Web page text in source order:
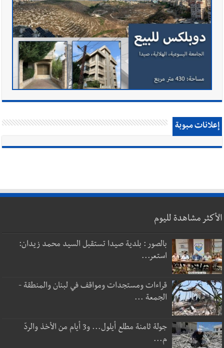
إعلانات مبوبة
الأكثر مشاهدة لليوم
بالصور : بلدية صيدا تستقبل السيد محمد زيدان:
استعر...
قراءات ومستجدات ومواقف في لبنان والمنطقة -
الجمعة ...
جولة ثامنة مطلع أيلول... و3 أيام من الأخذ والردّ
م...